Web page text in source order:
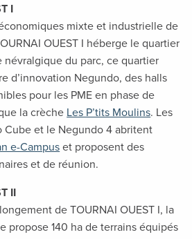
I
mixte et industrielle de
OUEST I héberge le quartier
névralgique du parc, ce quartier
d’innovation Negundo, des halls
pour les PME en phase de
la crèche Les P’tits Moulins. Les
Cube et le Negundo 4 abritent
e-Campuset proposent des
et de réunion.
II
de TOURNAI OUEST I, la
propose 140 ha de terrains équipés